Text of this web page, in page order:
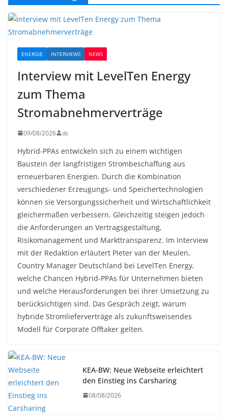
ENERGIE INTERVIEWS NEWS
Interview mit LevelTen Energy
zum Thema
Stromabnehmerverträge
09/08/2026 dc
Hybrid-PPAs entwickeln sich zu einem wichtigen
Baustein der langfristigen Strombeschaffung aus
erneuerbaren Energien. Durch die Kombination
verschiedener Erzeugungs- und Speichertechnologien
können sie Versorgungssicherheit und Wirtschaftlichkeit
gleichermaßen verbessern. Gleichzeitig steigen jedoch
die Anforderungen an Vertragsgestaltung,
Risikomanagement und Markttransparenz. Im Interview
mit der Redaktion erläutert Pieter van der Meulen,
Country Manager Deutschland bei LevelTen Energy,
welche Chancen Hybrid-PPAs für Unternehmen bieten
und welche Herausforderungen bei ihrer Umsetzung zu
berücksichtigen sind. Das Gespräch zeigt, warum
hybride Stromlieferverträge als zukunftsweisendes
Modell für Corporate Offtaker gelten.
KEA-BW: Neue Webseite erleichtert
den Einstieg ins Carsharing
08/08/2026